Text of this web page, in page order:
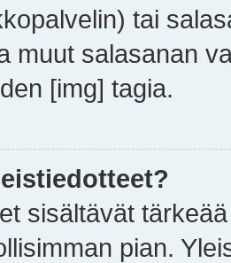
tai
muut salasanan
[img] tagia.
sisältävät
pian.